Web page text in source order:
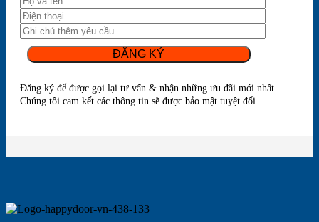
Đăng ký để được gọi lại tư vấn & nhận những ưu đãi mới nhất.
Chúng tôi cam kết các thông tin sẽ được bảo mật tuyệt đối.